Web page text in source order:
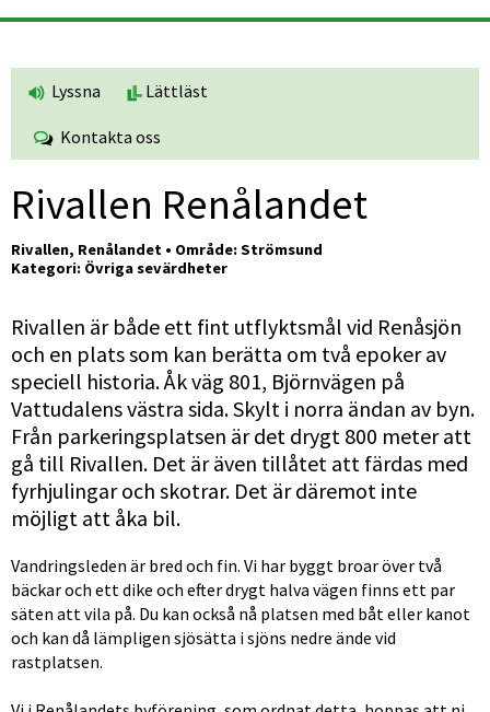
Lyssna Lättläst
Kontakta oss
Rivallen Renålandet
Rivallen, Renålandet • Område: Strömsund
Kategori: Övriga sevärdheter
Rivallen är både ett fint utflyktsmål vid Renåsjön
och en plats som kan berätta om två epoker av
speciell historia. Åk väg 801, Björnvägen på
Vattudalens västra sida. Skylt i norra ändan av byn.
Från parkeringsplatsen är det drygt 800 meter att
gå till Rivallen. Det är även tillåtet att färdas med
fyrhjulingar och skotrar. Det är däremot inte
möjligt att åka bil.
Vandringsleden är bred och fin. Vi har byggt broar över två
bäckar och ett dike och efter drygt halva vägen finns ett par
säten att vila på. Du kan också nå platsen med båt eller kanot
och kan då lämpligen sjösätta i sjöns nedre ände vid
rastplatsen.